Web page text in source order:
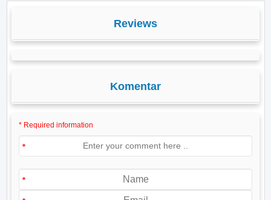
Reviews
Komentar
* Required information